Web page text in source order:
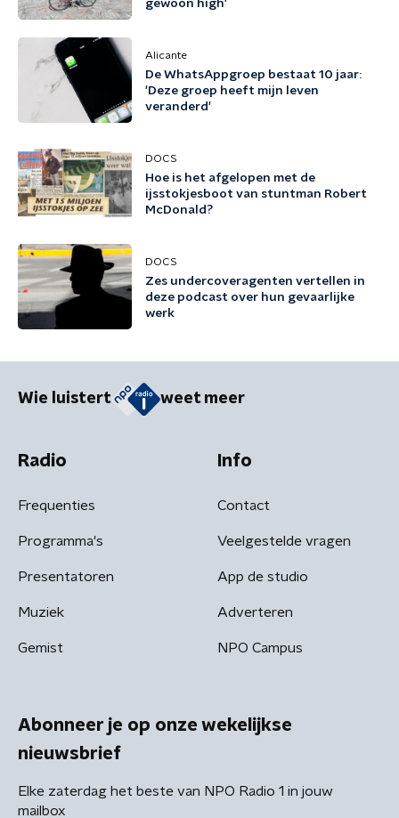
gewoon high'
Alicante
De WhatsAppgroep bestaat 10 jaar:
'Deze groep heeft mijn leven
veranderd'
DOCS
Hoe is het afgelopen met de
ijsstokjesboot van stuntman Robert
McDonald?
DOCS
Zes undercoveragenten vertellen in
deze podcast over hun gevaarlijke
werk
Wie luistert weet meer
Radio
Frequenties
Programma's
Presentatoren
Muziek
Gemist
Info
Contact
Veelgestelde vragen
App de studio
Adverteren
NPO Campus
Abonneer je op onze wekelijkse
nieuwsbrief
Elke zaterdag het beste van NPO Radio 1 in jouw
mailbox